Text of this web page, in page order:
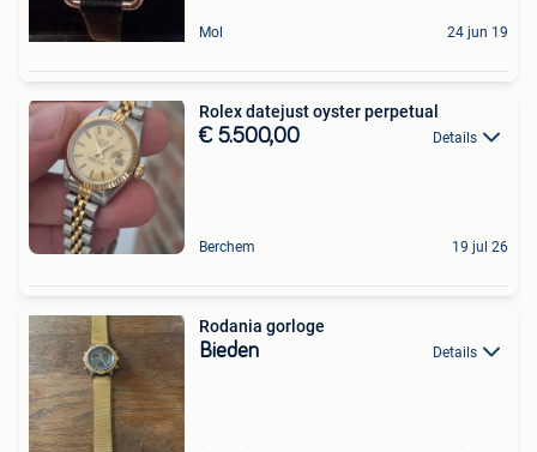
Mol 24 jun 19
Rolex datejust oyster perpetual
€ 5.500,00 Details
Berchem 19 jul 26
Rodania gorloge
Bieden Details